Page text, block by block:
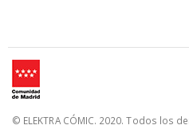
© ELEKTRA CÓMIC. 2020. Todos los